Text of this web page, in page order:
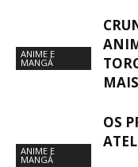
ANIME E
MANGÁ
MAIS
ANIME E
MANGÁ
OS